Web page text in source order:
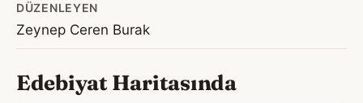
DÜZENLEYEN
Zeynep Ceren Burak
Edebiyat Haritasında